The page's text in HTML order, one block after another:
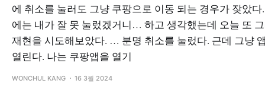
에 취소를 눌러도 그냥 쿠팡으로 이동 되는 경우가 잦았다
에는 내가 잘 못 눌렀겠거니… 하고 생각했는데 오늘 또
재현을 시도해보았다. … 분명 취소를 눌렀다. 근데 그냥
열린다. 나는 쿠팡앱을 열기
WONCHUL KANG 16 3월 2024